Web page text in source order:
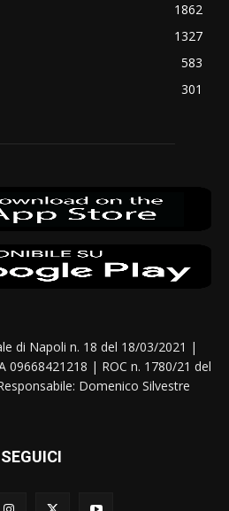
1862
1327
583
301
di Napoli n. 18 del 18/03/2021 |
09668421218 | ROC n. 1780/21 del
Domenico Silvestre
SEGUICI